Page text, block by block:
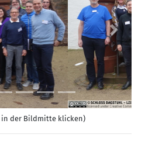
Next
in der Bildmitte klicken)